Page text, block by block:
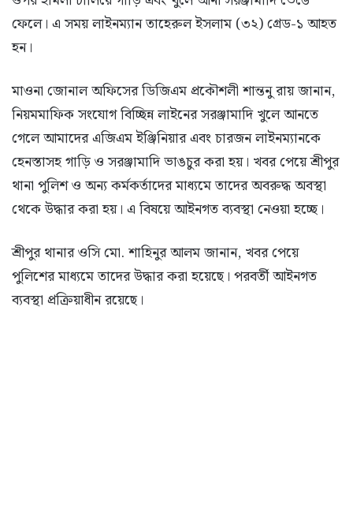
ফেলে। এ সময় লাইনম্যান তাহেরুল ইসলাম (৩২) গ্রেড-১ আহত
হন।
মাওনা জোনাল অফিসের ডিজিএম প্রকৌশলী শান্তনু রায় জানান,
নিয়মমাফিক সংযোগ বিচ্ছিন্ন লাইনের সরঞ্জামাদি খুলে আনতে
গেলে আমাদের এজিএম ইঞ্জিনিয়ার এবং চারজন লাইনম্যানকে
হেনস্তাসহ গাড়ি ও সরঞ্জামাদি ভাঙচুর করা হয়। খবর পেয়ে শ্রীপুর
থানা পুলিশ ও অন্য কর্মকর্তাদের মাধ্যমে তাদের অবরুদ্ধ অবস্থা
থেকে উদ্ধার করা হয়। এ বিষয়ে আইনগত ব্যবস্থা নেওয়া হচ্ছে।
শ্রীপুর থানার ওসি মো. শাহিনুর আলম জানান, খবর পেয়ে
পুলিশের মাধ্যমে তাদের উদ্ধার করা হয়েছে। পরবর্তী আইনগত
ব্যবস্থা প্রক্রিয়াধীন রয়েছে।